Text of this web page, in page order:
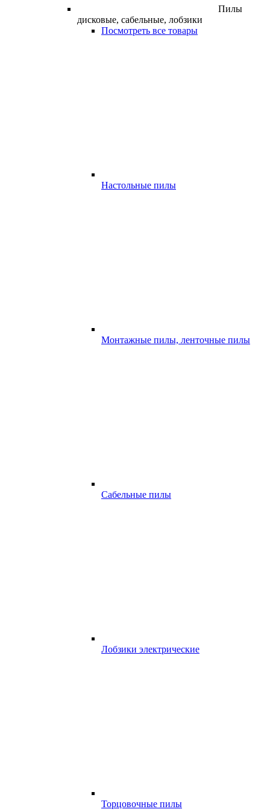
Пилы
дисковые, сабельные, лобзики
Посмотреть все товары
Настольные пилы
Монтажные пилы, ленточные пилы
Сабельные пилы
Лобзики электрические
Торцовочные пилы